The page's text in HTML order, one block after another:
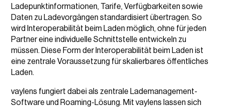
Ladepunktinformationen, Tarife, Verfügbarkeiten sowie
Daten zu Ladevorgängen standardisiert übertragen. So
wird Interoperabilität beim Laden möglich, ohne für jeden
Partner eine individuelle Schnittstelle entwickeln zu
müssen. Diese Form der Interoperabilität beim Laden ist
eine zentrale Voraussetzung für skalierbares öffentliches
Laden.
vaylens fungiert dabei als zentrale Lademanagement-
Software und Roaming-Lösung. Mit vaylens lassen sich